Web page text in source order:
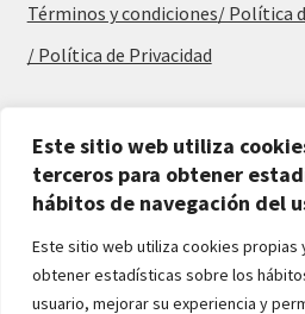
Este sitio web utiliza
terceros para obtener
hábitos de navegación del
Este sitio web utiliza cookies propias
obtener estadísticas sobre los
usuario, mejorar su experiencia y
Términos y condiciones/ Política
/ Política de Privacidad
Alfombras baratas
Procedencia de las alfombras